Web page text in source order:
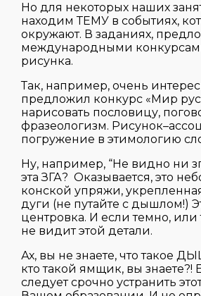
Но для некоторых наших
находим ТЕМУ в событиях,
окружают. В заданиях,
международными
рисунка.
Так, например, очень
предложил конкурс «Мир
нарисовать пословицу,
фразеологизм.
погружение в этимологию
Ну, например, “Не видно ни
эта ЗГА? Оказывается, это
конской упряжи,
дуги (не путайте с дышлом!)
центровка. И если темно,
не видит этой детали.
Ах, вы не знаете, что такое
кто такой ямщик, вы знаете?!
следует срочно устранить